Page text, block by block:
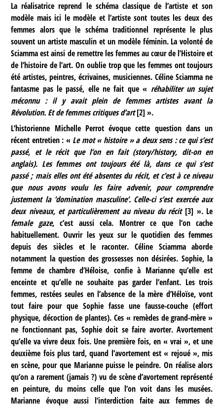
La réalisatrice reprend le schéma classique de l’artiste et son
modèle mais ici le modèle et l’artiste sont toutes les deux des
femmes alors que le schéma traditionnel représente le plus
souvent un artiste masculin et un modèle féminin. La volonté de
Sciamma est ainsi de remettre les femmes au cœur de l’Histoire et
de l’histoire de l’art. On oublie trop que les femmes ont toujours
été artistes, peintres, écrivaines, musiciennes. Céline Sciamma ne
fantasme pas le passé, elle ne fait que « réhabiliter un sujet
méconnu : il y avait plein de femmes artistes avant la
Révolution. Et de femmes critiques d’art[2] ».
L’historienne Michelle Perrot évoque cette question dans un
récent entretien : « Le mot « histoire » a deux sens : ce qui s’est
passé, et le récit que l’on en fait (story/history, dit-on en
anglais). Les femmes ont toujours été là, dans ce qui s’est
passé ; mais elles ont été absentes du récit, et c’est à ce niveau
que nous avons voulu les faire advenir, pour comprendre
justement la ’domination masculine’. Celle-ci s’est exercée aux
deux niveaux, et particulièrement au niveau du récit[3] ». Le
female gaze, c’est aussi cela. Montrer ce que l’on cache
habituellement. Ouvrir les yeux sur le quotidien des femmes
depuis des siècles et le raconter. Céline Sciamma aborde
notamment la question des grossesses non désirées. Sophie, la
femme de chambre d’Héloise, confie à Marianne qu’elle est
enceinte et qu’elle ne souhaite pas garder l’enfant. Les trois
femmes, restées seules en l’absence de la mère d’Héloïse, vont
tout faire pour que Sophie fasse une fausse-couche (effort
physique, décoction de plantes). Ces « remèdes de grand-mère »
ne fonctionnant pas, Sophie doit se faire avorter. Avortement
qu’elle va vivre deux fois. Une première fois, en « vrai », et une
deuxième fois plus tard, quand l’avortement est « rejoué », mis
en scène, pour que Marianne puisse le peindre. On réalise alors
qu’on a rarement (jamais ?) vu de scène d’avortement représenté
en peinture, du moins celle que l’on voit dans les musées.
Marianne évoque aussi l’interdiction faite aux femmes de